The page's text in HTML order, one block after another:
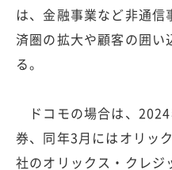
は、金融事業など非通
済圏の拡大や顧客の囲い
る。
ドコモの場合は、
券、同年3月にはオリッ
社のオリックス・クレジ